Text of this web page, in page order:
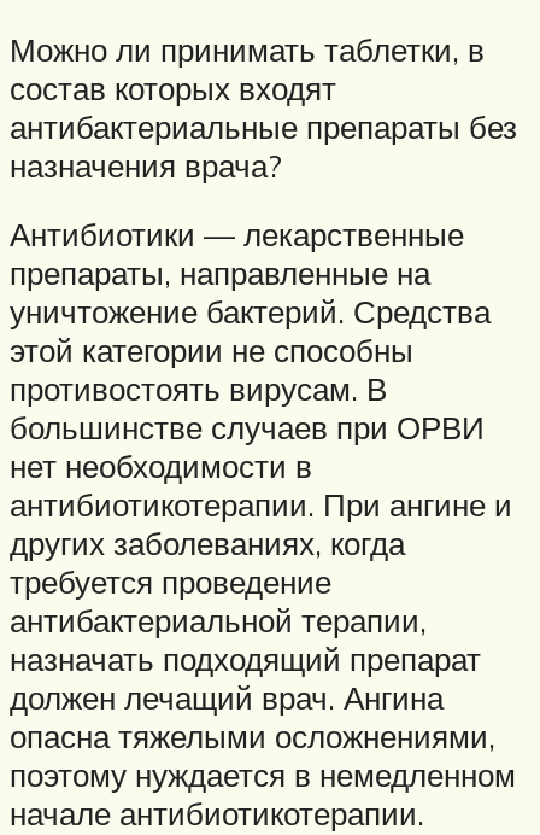
Можно ли принимать таблетки, в
состав которых входят
антибактериальные препараты без
назначения врача?
Антибиотики — лекарственные
препараты, направленные на
уничтожение бактерий. Средства
этой категории не способны
противостоять вирусам. В
большинстве случаев при ОРВИ
нет необходимости в
антибиотикотерапии. При ангине и
других заболеваниях, когда
требуется проведение
антибактериальной терапии,
назначать подходящий препарат
должен лечащий врач. Ангина
опасна тяжелыми осложнениями,
поэтому нуждается в немедленном
начале антибиотикотерапии.